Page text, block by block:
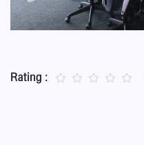
Rating :